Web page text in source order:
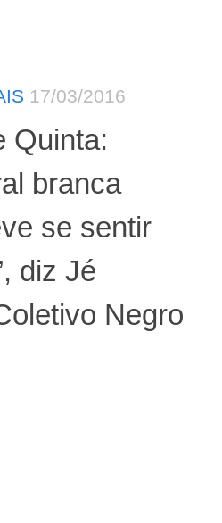
17/03/2016
Quinta:
branca
se sentir
diz Jé
Negro